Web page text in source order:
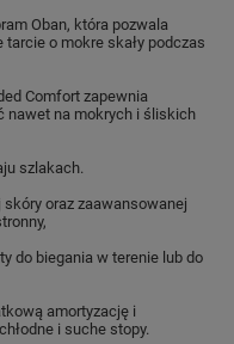
Oban, która pozwala
o mokre skały podczas
Comfort zapewnia
nawet na mokrych i śliskich
szlakach.
skóry oraz zaawansowanej
do biegania w terenie lub do
amortyzację i
i suche stopy.